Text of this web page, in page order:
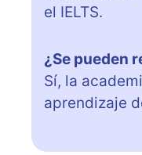
el IELTS.
¿Se pueden
Sí, la
aprendizaje